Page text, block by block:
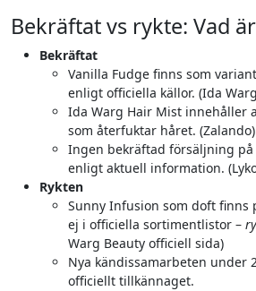
Bekräftat vs rykte: Vad
Bekräftat
Vanilla Fudge finns som
enligt officiella källor. (Ida
Ida Warg Hair Mist innehåller
som återfuktar håret. (Zalando)
Ingen bekräftad försäljning på
enligt aktuell information.
Rykten
Sunny Infusion som doft finns
ej i officiella sortimentlistor –
Warg Beauty officiell sida)
Nya kändissamarbeten under
officiellt tillkännaget.